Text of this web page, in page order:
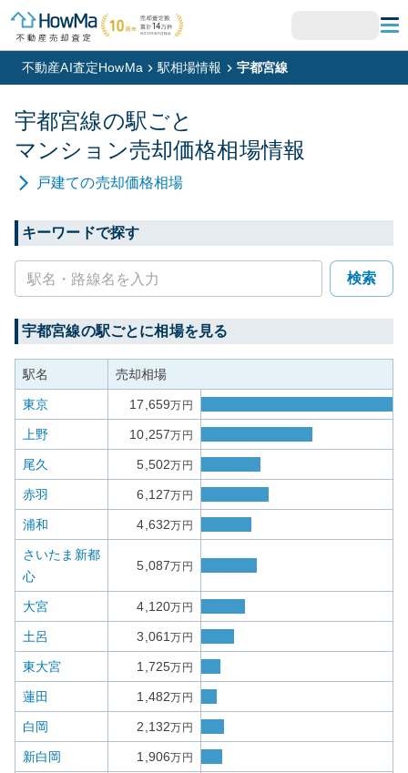
不動産AI査定HowMa 駅相場情報 宇都宮線
宇都宮線の駅ごと
マンション売却価格相場情報
戸建ての売却価格相場
キーワードで探す
検索
宇都宮線の駅ごとに相場を見る
駅名 売却相場
東京 17,659万円
上野 10,257万円
尾久 5,502万円
赤羽 6,127万円
浦和 4,632万円
さいたま新都
心
5,087万円
大宮 4,120万円
土呂 3,061万円
東大宮 1,725万円
蓮田 1,482万円
白岡 2,132万円
新白岡 1,906万円